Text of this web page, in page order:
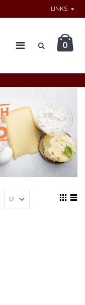
LINKS
0